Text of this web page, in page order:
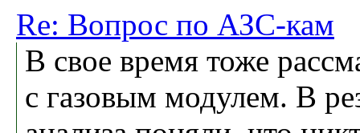
Re: Вопрос по АЗС-кам
В свое время тоже
с газовым модулем. В